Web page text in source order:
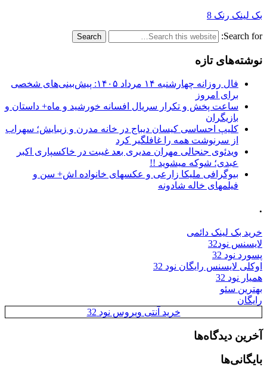
بک لینک رنک 8
Search for:
نوشته‌های تازه
فال روزانه چهارشنبه ۱۴ مرداد ۱۴۰۵: پیش‌بینی‌های شخصی
برای امروز
ساعت پخش و تکرار سریال افسانه خورشید و ماه+ داستان و
بازیگران
کلیپ احساسی کیسان دیباج در خانه مدرن و زیبایش؛ سهراب
از سرنوشت همه را غافلگیر کرد
ویدئوی جنجالی مهران مدیری بعد غیبت در خاکسپاری اکبر
عبدی؛ شوکه میشوید !!
بیوگرافی ملیکا زارعی و عکسهای خانواده اش+ سن و
فیلمهای خاله شادونه
.
خرید بک لینک دائمی
لایسنس نود32
پسورد نود 32
اوکلی لایسنس رایگان نود 32
همیار نود 32
بهترین سئو
رایگان
خرید آنتی ویروس نود 32
آخرین دیدگاه‌ها
بایگانی‌ها